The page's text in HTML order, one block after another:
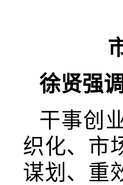
徐贤强调
干事创
织化、市
谋划、重